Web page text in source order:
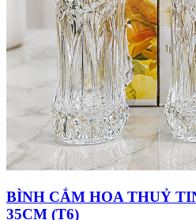
BÌNH CẮM HOA THUỶ
35CM (T6)